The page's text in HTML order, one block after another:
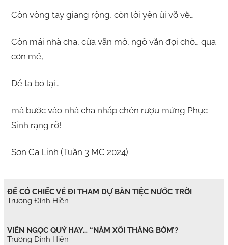
Còn vòng tay giang rộng, còn lời yên ủi vỗ về…
Còn mái nhà cha, cửa vẫn mở, ngõ vẫn đợi chờ… qua
cơn mê,
Để ta bỏ lại…
mà bước vào nhà cha nhấp chén rượu mừng Phục
Sinh rạng rỡ!
Sơn Ca Linh (Tuần 3 MC 2024)
ĐỂ CÓ CHIẾC VÉ ĐI THAM DỰ BÀN TIỆC NƯỚC TRỜI
Trương Đình Hiền
VIÊN NGỌC QUÝ HAY… “NẮM XÔI THẰNG BỜM’?
Trương Đình Hiền